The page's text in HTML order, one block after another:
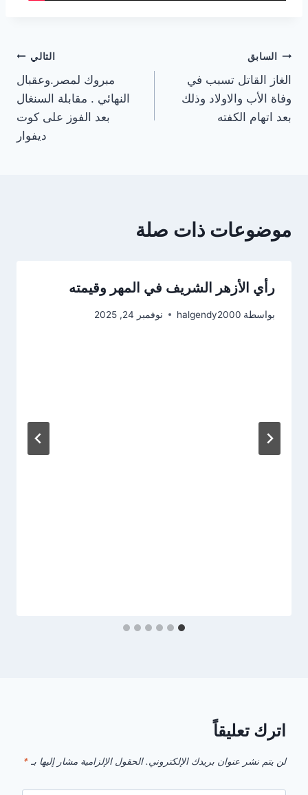
تصفّح
المقالات
السابق
الغاز القاتل تسبب في
وفاة الأب والاولاد وذلك
بعد اتهام الكفته
التالي
مبروك لمصر.وعقبال
النهائي . مقابلة السنغال
بعد الفوز على كوت
ديفوار
موضوعات ذات صلة
رأي الأزهر الشريف في المهر وقيمته
بواسطة halgendy2000 نوفمبر 24, 2025
اترك تعليقاً
لن يتم نشر عنوان بريدك الإلكتروني. الحقول الإلزامية مشار إليها بـ *